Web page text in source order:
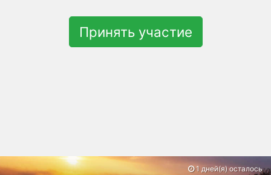
Принять участие
1 дней(я) осталось